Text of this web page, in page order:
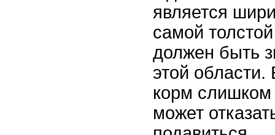
является
самой
должен быть
этой
корм
может